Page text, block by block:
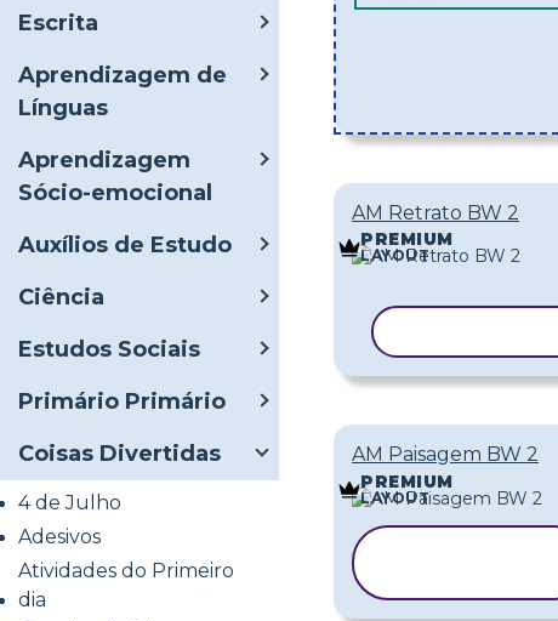
Escrita
Aprendizagem de
Línguas
Aprendizagem
Sócio-emocional
Auxílios de Estudo
Ciência
Estudos Sociais
Primário Primário
Coisas Divertidas
4 de Julho
Adesivos
Atividades do Primeiro
dia
AM Retrato BW 2
PREMIUM
LAYOUT
AM Paisagem BW 2
PREMIUM
LAYOUT